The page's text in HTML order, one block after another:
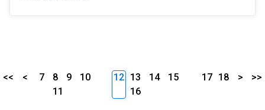
<< < 7 8 9
10
11
12 13 14
15
16
17 18 > >>